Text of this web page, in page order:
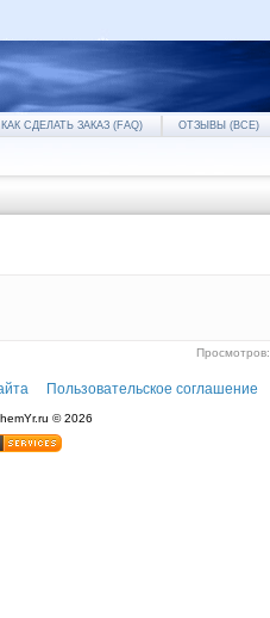
КАК СДЕЛАТЬ ЗАКАЗ (FAQ) ОТЗЫВЫ (ВСЕ)
Просмотров:
Пользовательское соглашение
© 2026